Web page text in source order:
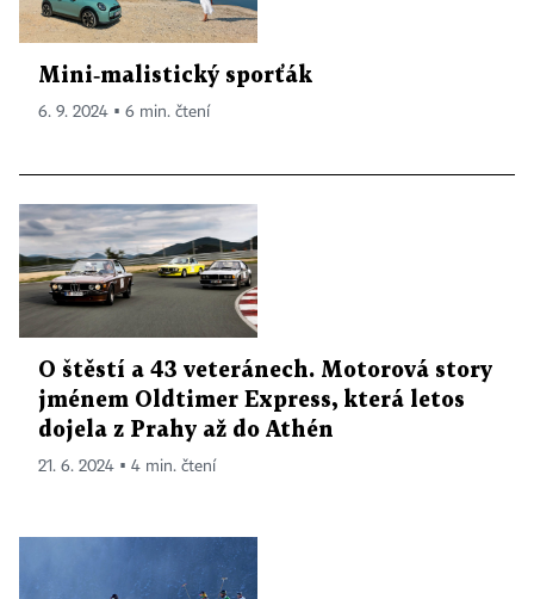
Mini‑malistický sporťák
6. 9. 2024 ▪ 6 min. čtení
O štěstí a 43 veteránech. Motorová story
jménem Oldtimer Express, která letos
dojela z Prahy až do Athén
21. 6. 2024 ▪ 4 min. čtení